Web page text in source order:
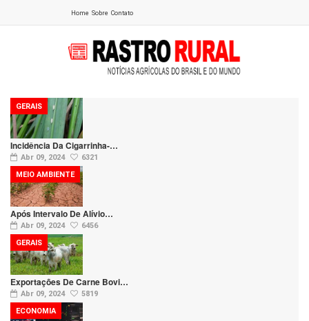
Home Sobre Contato
Incidência Da Cigarrinha-…
Abr 09, 2024 6321
GERAIS
Após Intervalo De Alívio…
Abr 09, 2024 6456
MEIO AMBIENTE
Exportações De Carne Bovi…
Abr 09, 2024 5819
GERAIS
ECONOMIA